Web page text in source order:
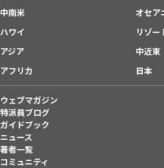
中南米
オセア
ハワイ
リゾー
アジア
中近東
アフリカ
日本
ウェブマガジン
特派員ブログ
ガイドブック
ニュース
著者一覧
コミュニティ